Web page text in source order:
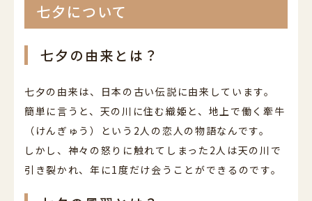
七夕について
七夕の由来とは？
七夕の由来は、日本の古い伝説に由来しています。
簡単に言うと、天の川に住む織姫と、地上で働く牽牛
（けんぎゅう）という2人の恋人の物語なんです。
しかし、神々の怒りに触れてしまった2人は天の川で
引き裂かれ、年に1度だけ会うことができるのです。